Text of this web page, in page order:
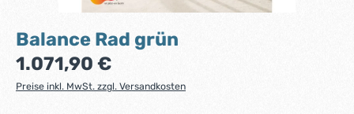
Balance Rad grün
Regulärer Preis:
1.071,90 €
Preise inkl. MwSt. zzgl. Versandkosten